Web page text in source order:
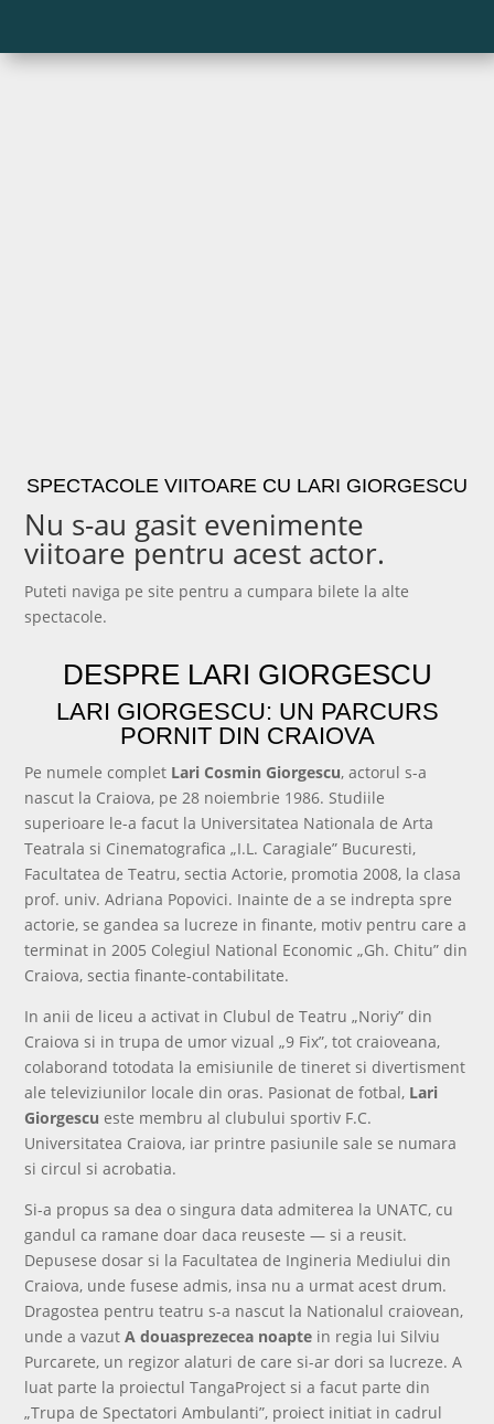
SPECTACOLE VIITOARE CU LARI GIORGESCU
Nu s-au gasit evenimente
viitoare pentru acest actor.
Puteti naviga pe site pentru a cumpara bilete la alte
spectacole.
DESPRE LARI GIORGESCU
LARI GIORGESCU: UN PARCURS
PORNIT DIN CRAIOVA
Pe numele complet Lari Cosmin Giorgescu, actorul s-a
nascut la Craiova, pe 28 noiembrie 1986. Studiile
superioare le-a facut la Universitatea Nationala de Arta
Teatrala si Cinematografica „I.L. Caragiale” Bucuresti,
Facultatea de Teatru, sectia Actorie, promotia 2008, la clasa
prof. univ. Adriana Popovici. Inainte de a se indrepta spre
actorie, se gandea sa lucreze in finante, motiv pentru care a
terminat in 2005 Colegiul National Economic „Gh. Chitu” din
Craiova, sectia finante-contabilitate.
In anii de liceu a activat in Clubul de Teatru „Noriy” din
Craiova si in trupa de umor vizual „9 Fix”, tot craioveana,
colaborand totodata la emisiunile de tineret si divertisment
ale televiziunilor locale din oras. Pasionat de fotbal, Lari
Giorgescu este membru al clubului sportiv F.C.
Universitatea Craiova, iar printre pasiunile sale se numara
si circul si acrobatia.
Si-a propus sa dea o singura data admiterea la UNATC, cu
gandul ca ramane doar daca reuseste — si a reusit.
Depusese dosar si la Facultatea de Ingineria Mediului din
Craiova, unde fusese admis, insa nu a urmat acest drum.
Dragostea pentru teatru s-a nascut la Nationalul craiovean,
unde a vazutA douasprezecea noapte in regia lui Silviu
Purcarete, un regizor alaturi de care si-ar dori sa lucreze. A
luat parte la proiectul TangaProject si a facut parte din
„Trupa de Spectatori Ambulanti”, proiect initiat in cadrul